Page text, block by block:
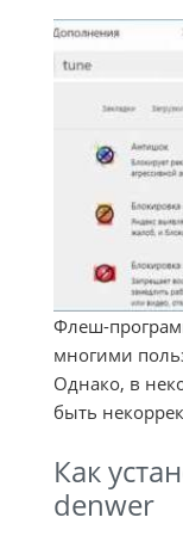
Флеш-
многими
Однако, в
быть
Как
denwer